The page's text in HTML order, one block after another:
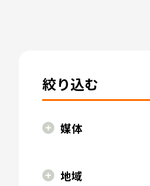
絞り込む
媒体
地域